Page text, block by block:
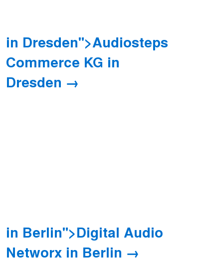
in Dresden">Audiosteps
Commerce KG in
Dresden
in Berlin">Digital Audio
Networx in Berlin